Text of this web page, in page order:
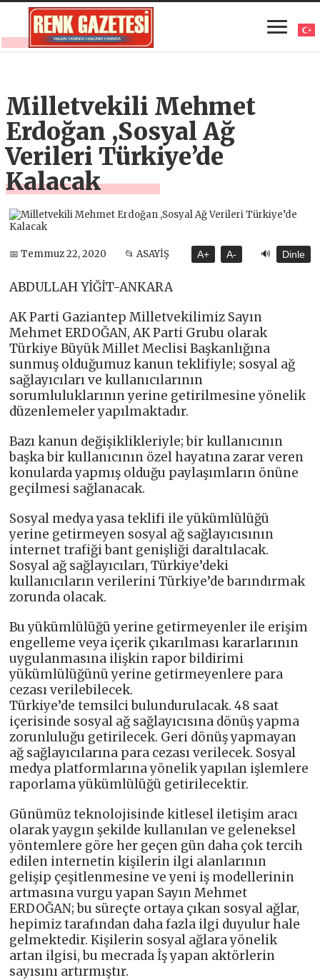
Milletvekili Mehmet
Erdoğan ,Sosyal Ağ
Verileri Türkiye’de
Kalacak
📅 Temmuz 22, 2020 📂 ASAYİŞ A+ A- 🔊 Dinle
ABDULLAH YİĞİT-ANKARA
AK Parti Gaziantep Milletvekilimiz Sayın
Mehmet ERDOĞAN, AK Parti Grubu olarak
Türkiye Büyük Millet Meclisi Başkanlığına
sunmuş olduğumuz kanun teklifiyle; sosyal ağ
sağlayıcıları ve kullanıcılarının
sorumluluklarının yerine getirilmesine yönelik
düzenlemeler yapılmaktadır.
Bazı kanun değişiklikleriyle; bir kullanıcının
başka bir kullanıcının özel hayatına zarar veren
konularda yapmış olduğu paylaşımların önüne
geçilmesi sağlanacak.
Sosyal medya yasa teklifi ile yükümlülüğü
yerine getirmeyen sosyal ağ sağlayıcısının
internet trafiği bant genişliği daraltılacak.
Sosyal ağ sağlayıcıları, Türkiye’deki
kullanıcıların verilerini Türkiye’de barındırmak
zorunda olacak.
Bu yükümlülüğü yerine getirmeyenler ile erişim
engelleme veya içerik çıkarılması kararlarının
uygulanmasına ilişkin rapor bildirimi
yükümlülüğünü yerine getirmeyenlere para
cezası verilebilecek.
Türkiye’de temsilci bulundurulacak. 48 saat
içerisinde sosyal ağ sağlayıcısına dönüş yapma
zorunluluğu getirilecek. Geri dönüş yapmayan
ağ sağlayıcılarına para cezası verilecek. Sosyal
medya platformlarına yönelik yapılan işlemlere
raporlama yükümlülüğü getirilecektir.
Günümüz teknolojisinde kitlesel iletişim aracı
olarak yaygın şekilde kullanılan ve geleneksel
yöntemlere göre her geçen gün daha çok tercih
edilen internetin kişilerin ilgi alanlarının
gelişip çeşitlenmesine ve yeni iş modellerinin
artmasına vurgu yapan Sayın Mehmet
ERDOĞAN; bu süreçte ortaya çıkan sosyal ağlar,
hepimiz tarafından daha fazla ilgi duyulur hale
gelmektedir. Kişilerin sosyal ağlara yönelik
artan ilgisi, bu mecrada İş yapan aktörlerin
sayısını artırmıştır.